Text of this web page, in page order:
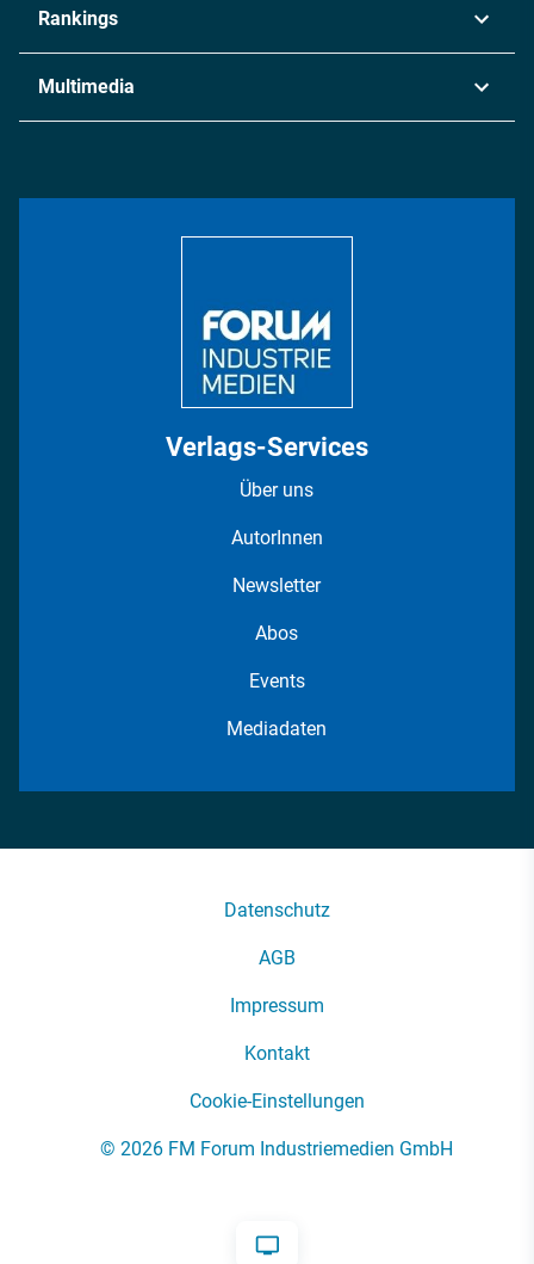
Chemie
Metall
Energie
Rankings
Multimedia
Verlags-Services
Über uns
AutorInnen
Newsletter
Abos
Events
Mediadaten
Datenschutz
AGB
Impressum
Kontakt
Cookie-Einstellungen
© 2026 FM Forum Industriemedien GmbH